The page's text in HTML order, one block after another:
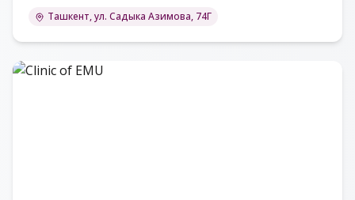
Квалификации Медицинских
Ташкент, ул. Садыка Азимова, 74Г